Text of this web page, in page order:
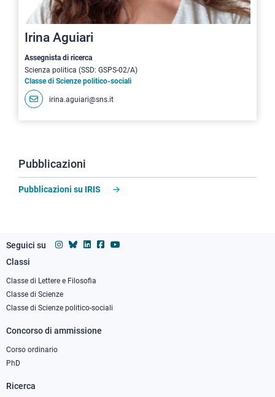
Irina Aguiari
Assegnista di ricerca
Scienza politica (SSD: GSPS-02/A)
Classe di Scienze politico-sociali
irina.aguiari@sns.it
Pubblicazioni
Pubblicazioni su IRIS
Seguici su
Footer
column
1
Classi
Classe di Lettere e Filosofia
Classe di Scienze
Classe di Scienze politico-sociali
Concorso di ammissione
Corso ordinario
PhD
Ricerca